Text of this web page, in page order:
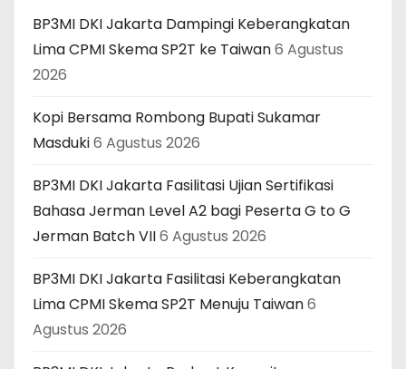
BP3MI DKI Jakarta Dampingi Keberangkatan
Lima CPMI Skema SP2T ke Taiwan6 Agustus
2026
Kopi Bersama Rombong Bupati Sukamar
Masduki6 Agustus 2026
BP3MI DKI Jakarta Fasilitasi Ujian Sertifikasi
Bahasa Jerman Level A2 bagi Peserta G to G
Jerman Batch VII6 Agustus 2026
BP3MI DKI Jakarta Fasilitasi Keberangkatan
Lima CPMI Skema SP2T Menuju Taiwan6
Agustus 2026